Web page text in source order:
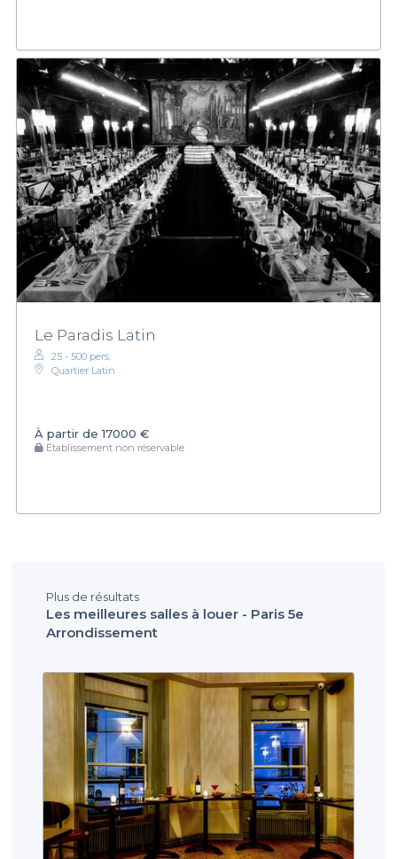
Le Paradis Latin
25 - 500 pers.
Quartier Latin
À partir de17000 €
Établissement non réservable
Plus de résultats
Les meilleures salles à louer - Paris 5e
Arrondissement